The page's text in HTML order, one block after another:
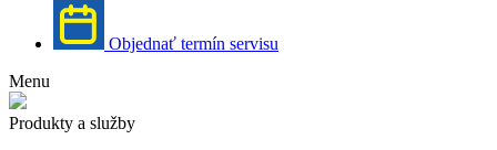
Objednať termín servisu
Menu
Produkty a služby